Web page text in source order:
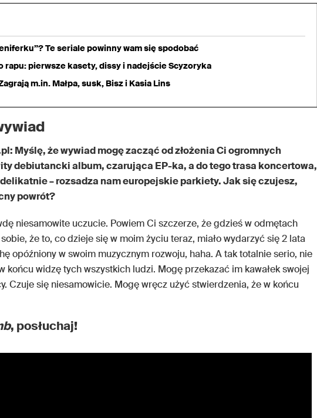
Te seriale powinny wam się spodobać
rapu: pierwsze kasety, dissy i nadejście Scyzoryka
m.in. Małpa, susk, Bisz i Kasia Lins
Myślę, że wywiad mogę zacząć od złożenia Ci ogromnych
debiutancki album, czarująca EP-ka, a do tego trasa koncertowa,
– rozsadza nam europejskie parkiety. Jak się czujesz,
powrót?
niesamowite uczucie. Powiem Ci szczerze, że gdzieś w odmętach
sobie, że to, co dzieje się w moim życiu teraz, miało wydarzyć się 2 lata
opóźniony w swoim muzycznym rozwoju, haha. A tak totalnie serio, nie
końcu widzę tych wszystkich ludzi. Mogę przekazać im kawałek swojej
Czuje się niesamowicie. Mogę wręcz użyć stwierdzenia, że w końcu
, posłuchaj!